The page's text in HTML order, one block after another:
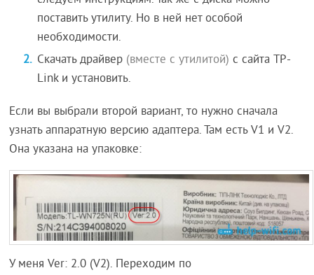
поставить утилиту. Но в ней нет особой
необходимости.
Скачать драйвер (вместе с утилитой) с сайта TP-
Link и установить.
Если вы выбрали второй вариант, то нужно сначала
узнать аппаратную версию адаптера. Там есть V1 и V2.
Она указана на упаковке:
У меня Ver: 2.0 (V2). Переходим по